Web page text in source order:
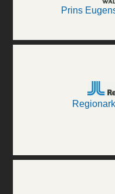
Prins